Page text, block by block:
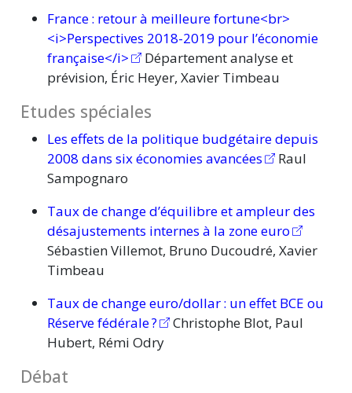
France : retour à meilleure fortune<br>
<i>Perspectives 2018-2019 pour l’économie
française</i>
Département analyse et
prévision, Éric Heyer, Xavier Timbeau
Etudes spéciales
Les effets de la politique budgétaire depuis
2008 dans six économies avancées
Raul
Sampognaro
Taux de change d’équilibre et ampleur des
désajustements internes à la zone euro
Sébastien Villemot, Bruno Ducoudré, Xavier
Timbeau
Taux de changeeuro/dollar : un effet BCE ou
Réservefédérale ?
Christophe Blot, Paul
Hubert, Rémi Odry
Débat